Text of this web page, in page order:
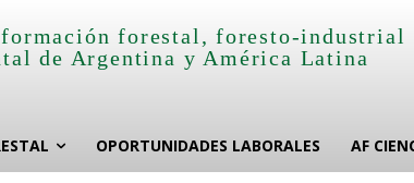
forestal, foresto-industrial
de Argentina y América Latina
OPORTUNIDADES LABORALES AF